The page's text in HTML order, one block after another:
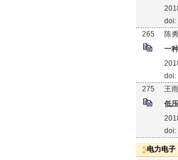
doi:
265
陈
一
doi:
275
王
低
doi:
电力电子